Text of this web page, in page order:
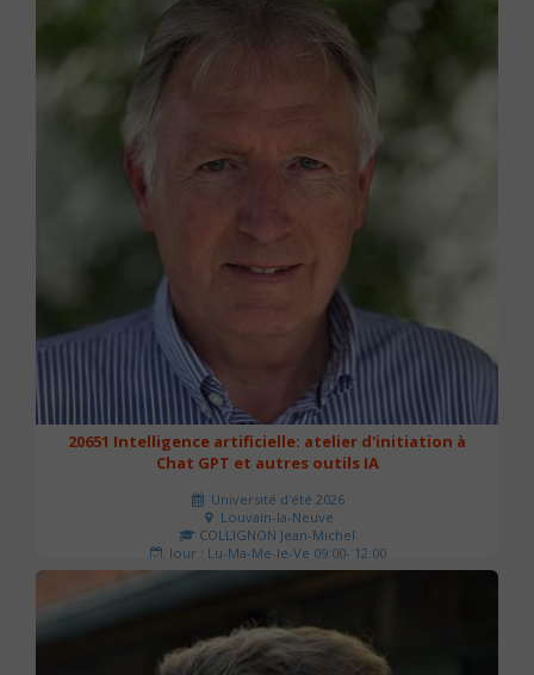
20651 Intelligence artificielle: atelier d'initiation à
Chat GPT et autres outils IA
Université d'été 2026
Louvain-la-Neuve
COLLIGNON Jean-Michel
Jour : Lu-Ma-Me-Je-Ve 09:00- 12:00
Nombre de séances : 2